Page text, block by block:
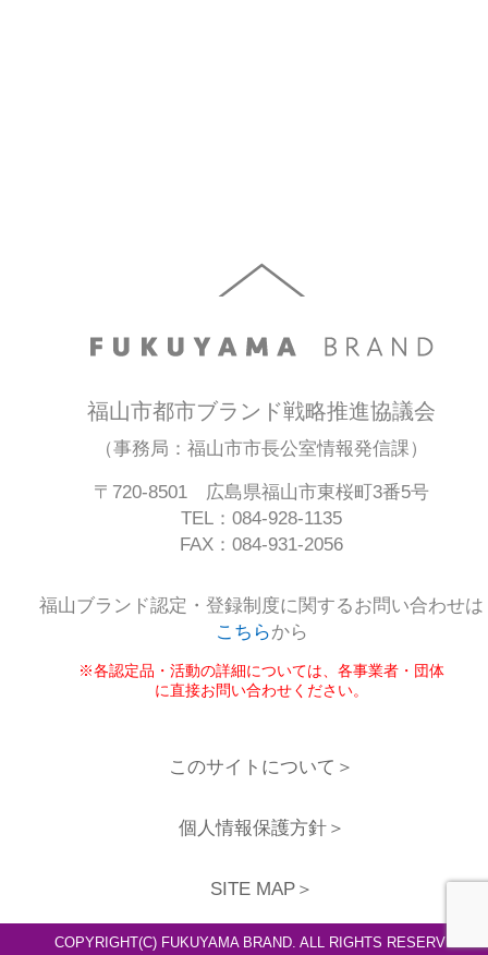
福山市都市ブランド戦略推進協議会
（事務局：福山市市長公室情報発信課）
〒720-8501 広島県福山市東桜町3番5号
TEL：084-928-1135
FAX：084-931-2056
福山ブランド認定・登録制度に関するお問い合わせは
こちらから
※各認定品・活動の詳細については、各事業者・団体
に直接お問い合わせください。
このサイトについて＞
個人情報保護方針＞
SITE MAP＞
COPYRIGHT(C) FUKUYAMA BRAND. ALL RIGHTS RESERVED.